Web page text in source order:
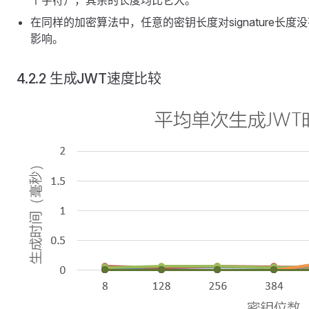
在同样的加密算法中，任意的密钥长度对signature长度
影响。
4.2.2 生成JWT速度比较